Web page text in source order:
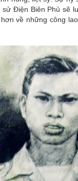
Điện Biên Phủ sẽ
về những công